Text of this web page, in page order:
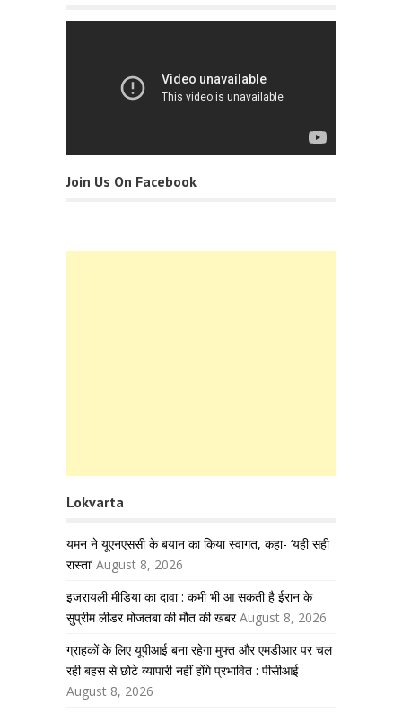
Join Us On Facebook
Lokvarta
यमन ने यूएनएससी के बयान का किया स्वागत, कहा- ‘यही सही
रास्ता’ August 8, 2026
इजरायली मीडिया का दावा : कभी भी आ सकती है ईरान के
सुप्रीम लीडर मोजतबा की मौत की खबर August 8, 2026
ग्राहकों के लिए यूपीआई बना रहेगा मुफ्त और एमडीआर पर चल
रही बहस से छोटे व्यापारी नहीं होंगे प्रभावित : पीसीआई
August 8, 2026